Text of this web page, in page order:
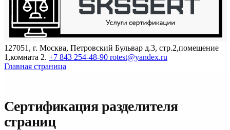
127051, г. Москва, Петровский Бульвар д.3, стр.2,помещение
1,комната 2. +7 843 254-48-90 rotest@yandex.ru
Главная страница
Сертификация разделителя
страниц